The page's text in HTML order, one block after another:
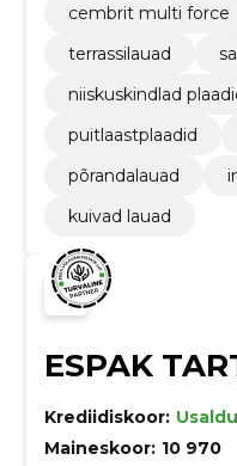
cembrit multi force
terrassilauad
niiskuskindlad
puitlaastplaadid
põrandalauad
kuivad lauad
ESPAK
Krediidiskoor:
Maineskoor: 10 970